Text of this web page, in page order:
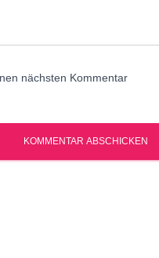
nächsten Kommentar